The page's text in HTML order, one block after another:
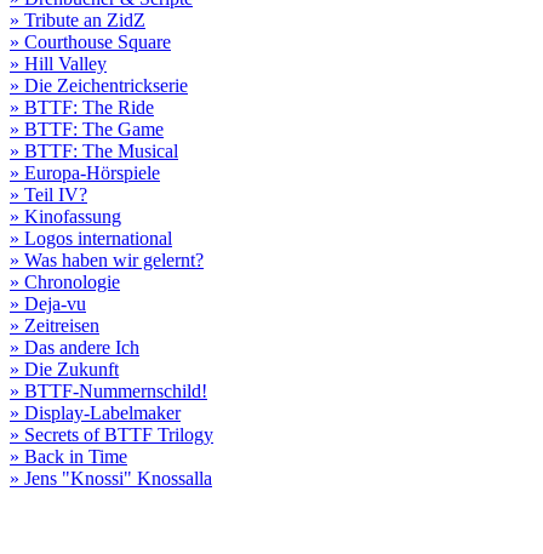
» Tribute an ZidZ
» Courthouse Square
» Hill Valley
» Die Zeichentrickserie
» BTTF: The Ride
» BTTF: The Game
» BTTF: The Musical
» Europa-Hörspiele
» Teil IV?
» Kinofassung
» Logos international
» Was haben wir gelernt?
» Chronologie
» Deja-vu
» Zeitreisen
» Das andere Ich
» Die Zukunft
» BTTF-Nummernschild!
» Display-Labelmaker
» Secrets of BTTF Trilogy
» Back in Time
» Jens "Knossi" Knossalla